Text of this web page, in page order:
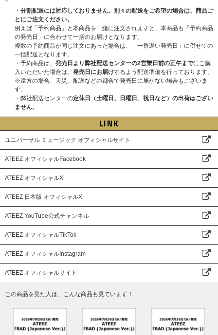
・ 分割配送には対応しておりません。別々の配送をご希望の場合は、商品ご
とにご注文ください。
例えば「予約商品」と本商品を一緒に注文されますと、本商品も「予約商品
の発売日」に合わせて一括のお届けとなります。
複数の予約商品が同じ注文にあった場合は、「一番遅い発売日」に併せての
一括配送となります。
・予約商品は、 発売日より弊社配送センターの2営業日前の正午までにご購
入いただいた場合は、 発売日にお届けするよう配送準備を行っております。
※遠方の場合、天災、配送などの都合で発売日に届かない場合もございま
す。
・弊社配送センターの定休日（土曜日、日曜日、祝日など）の出荷はござい
ません。
LINK
ユニバーサル ミュージック オフィシャルサイト
ATEEZ オフィシャルFacebook
ATEEZ オフィシャルX
ATEEZ 日本版 オフィシャルX
ATEEZ YouTube公式チャンネル
ATEEZ オフィシャルTikTok
ATEEZ オフィシャルInstagram
ATEEZ オフィシャルサイト
この商品を見た人は、こんな商品も見ています！